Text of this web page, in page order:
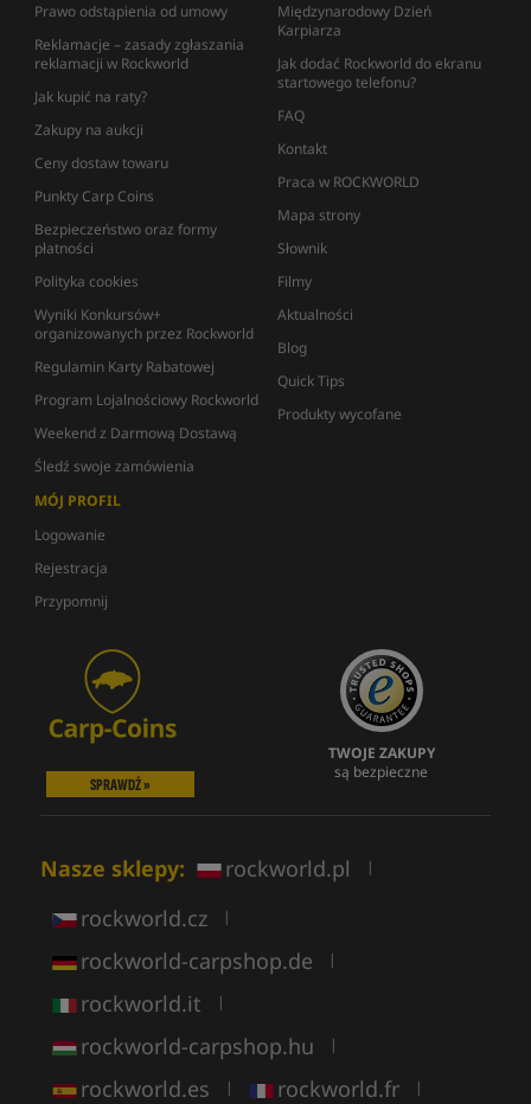
Prawo odstąpienia od umowy
Reklamacje – zasady zgłaszania
reklamacji w Rockworld
Jak kupić na raty?
Zakupy na aukcji
Ceny dostaw towaru
Punkty Carp Coins
Bezpieczeństwo oraz formy
płatności
Polityka cookies
Wyniki Konkursów+
organizowanych przez Rockworld
Regulamin Karty Rabatowej
Program Lojalnościowy Rockworld
Weekend z Darmową Dostawą
Śledź swoje zamówienia
Międzynarodowy Dzień
Karpiarza
Jak dodać Rockworld do ekranu
startowego telefonu?
FAQ
Kontakt
Praca w ROCKWORLD
Mapa strony
Słownik
Filmy
Aktualności
Blog
Quick Tips
Produkty wycofane
MÓJ PROFIL
Logowanie
Rejestracja
Przypomnij
SPRAWDŹ »
TWOJE ZAKUPY
są bezpieczne
Nasze sklepy: rockworld.pl |
rockworld.cz |
rockworld-carpshop.de |
rockworld.it |
rockworld-carpshop.hu |
rockworld.es | rockworld.fr |